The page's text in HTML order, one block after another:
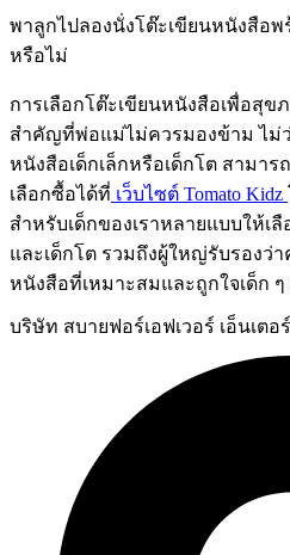
พาลูกไปลองนั่งโต๊ะเขียนหนังสือพ
หรือไม่
การเลือกโต๊ะเขียนหนังสือเพื่อสุข
สำคัญที่พ่อแม่ไม่ควรมองข้าม ไม่
หนังสือเด็กเล็กหรือเด็กโต สามาร
เลือกซื้อได้ที่ เว็บไซต์ Tomato Kidz
สำหรับเด็กของเราหลายแบบให้เ
และเด็กโต รวมถึงผู้ใหญ่รับรองว่
หนังสือที่เหมาะสมและถูกใจเด็ก
บริษัท สบายฟอร์เอฟเวอร์ เอ็นเตอ